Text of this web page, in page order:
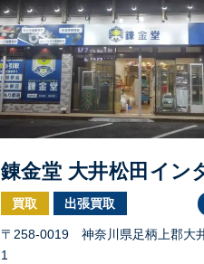
錬金堂 大井松田イン
買取 出張買取
〒258-0019 神奈川県足柄上郡大
1